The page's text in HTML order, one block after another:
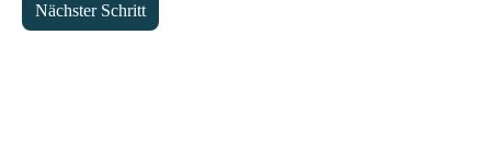
Nächster Schritt